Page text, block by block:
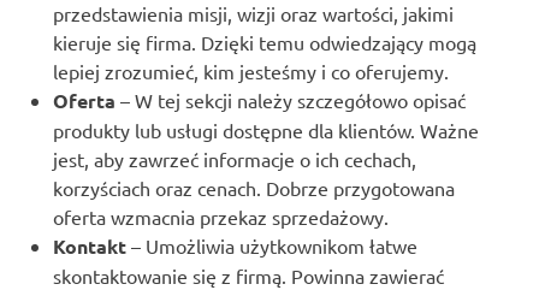
przedstawienia misji, wizji oraz wartości, jakimi
kieruje się firma. Dzięki temu odwiedzający mogą
lepiej zrozumieć, kim jesteśmy i co oferujemy.
Oferta – W tej sekcji należy szczegółowo opisać
produkty lub usługi dostępne dla klientów. Ważne
jest, aby zawrzeć informacje o ich cechach,
korzyściach oraz cenach. Dobrze przygotowana
oferta wzmacnia przekaz sprzedażowy.
Kontakt – Umożliwia użytkownikom łatwe
skontaktowanie się z firmą. Powinna zawierać